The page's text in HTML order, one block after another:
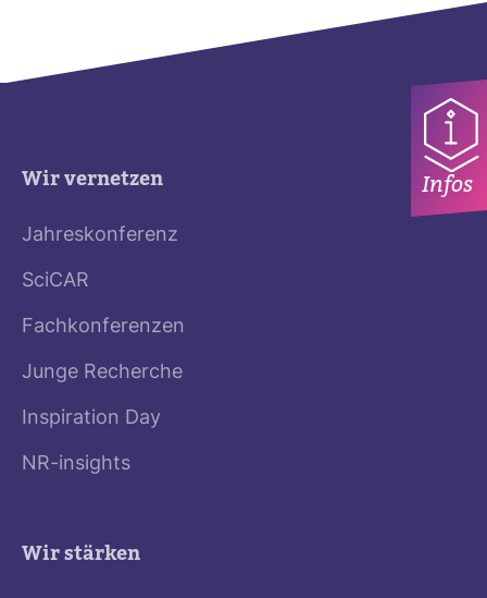
Infos
Wir vernetzen
Jahreskonferenz
SciCAR
Fachkonferenzen
Junge Recherche
Inspiration Day
NR-insights
Wir stärken